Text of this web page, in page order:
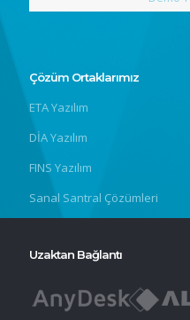
Çözüm Ortaklarımız
ETA Yazılım
DİA Yazılım
FINS Yazılım
Sanal Santral Çözümleri
Uzaktan Bağlantı